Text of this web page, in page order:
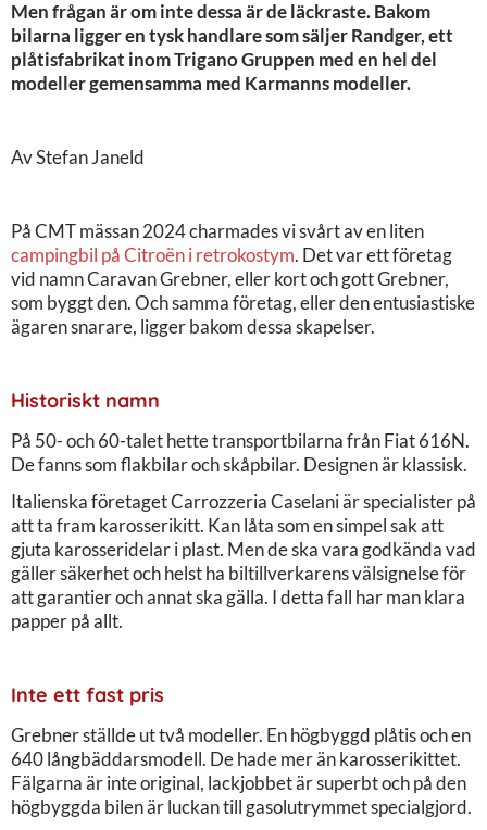
Men frågan är om inte dessa är de läckraste. Bakom
bilarna ligger en tysk handlare som säljer Randger, ett
plåtisfabrikat inom Trigano Gruppen med en hel del
modeller gemensamma med Karmanns modeller.
Av Stefan Janeld
På CMT mässan 2024 charmades vi svårt av en liten
campingbil på Citroën i retrokostym. Det var ett företag
vid namn Caravan Grebner, eller kort och gott Grebner,
som byggt den. Och samma företag, eller den entusiastiske
ägaren snarare, ligger bakom dessa skapelser.
Historiskt namn
På 50- och 60-talet hette transportbilarna från Fiat 616N.
De fanns som flakbilar och skåpbilar. Designen är klassisk.
Italienska företaget Carrozzeria Caselani är specialister på
att ta fram karosserikitt. Kan låta som en simpel sak att
gjuta karosseridelar i plast. Men de ska vara godkända vad
gäller säkerhet och helst ha biltillverkarens välsignelse för
att garantier och annat ska gälla. I detta fall har man klara
papper på allt.
Inte ett fast pris
Grebner ställde ut två modeller. En högbyggd plåtis och en
640 långbäddarsmodell. De hade mer än karosserikittet.
Fälgarna är inte original, lackjobbet är superbt och på den
högbyggda bilen är luckan till gasolutrymmet specialgjord.